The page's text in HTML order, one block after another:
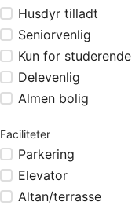
Husdyr tilladt
Seniorvenlig
Kun for studerende
Delevenlig
Almen bolig
Faciliteter
Parkering
Elevator
Altan/terrasse